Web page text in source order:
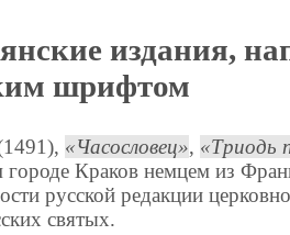
издания,
шрифтом
Часословец , Триодь
городе Краков немцем из
русской редакции
святых.